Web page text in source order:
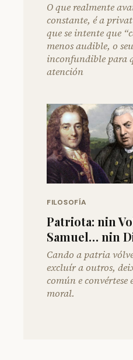
O que realmente
constante, é a
que se intente que
menos audible, o
inconfundible para
atención
FILOSOFÍA
Patriota: nin
Samuel… nin
Cando a patria
excluír a outros,
común e convértese
moral.